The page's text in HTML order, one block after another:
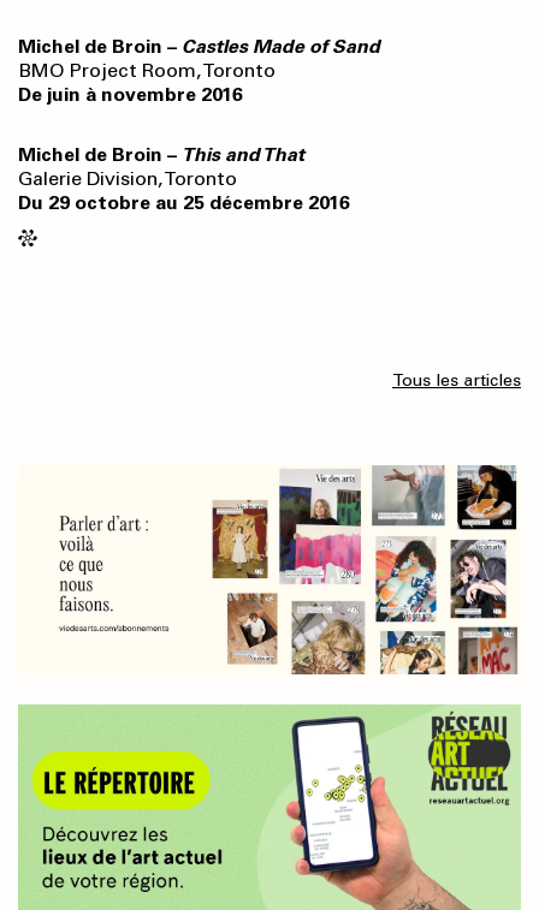
Michel de Broin – Castles Made of Sand
BMO Project Room, Toronto
De juin à novembre 2016
Michel de Broin – This and That
Galerie Division, Toronto
Du 29 octobre au 25 décembre 2016
Tous les articles